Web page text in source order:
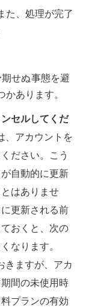
た、処理が完了
せぬ事態を避
あります。
セルしてくだ
、アカウントを
ださい。こう
自動的に更新
はありませ
更新される前
おくと、次の
なります。
きますが、アカ
間の未使用時
プランの有効